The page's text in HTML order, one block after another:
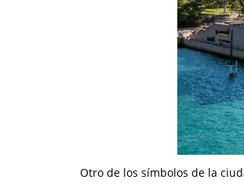
Otro de los símbolos de la